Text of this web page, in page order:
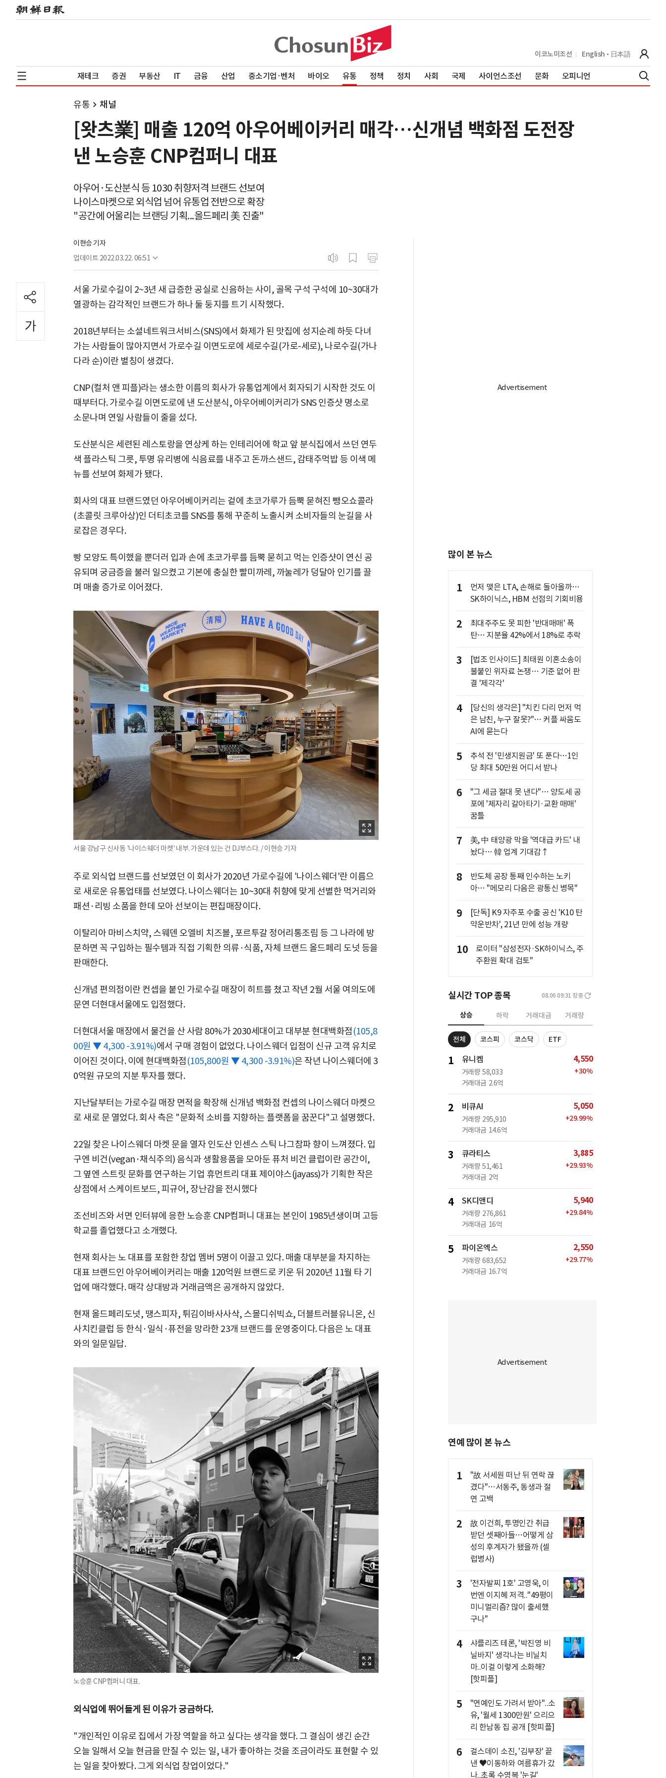
이코노미조선 English 日本語
재테크 증권 부동산 IT 금융 산업 중소기업·벤처 바이오 유통 정책 정치 사회 국제 사이언스조선 문화 오피니언
유통 채널
[왓츠業] 매출 120억 아우어베이커리 매각…신개념 백화점 도전장
낸 노승훈 CNP컴퍼니 대표
아우어·도산분식 등 1030 취향저격 브랜드 선보여
나이스마켓으로 외식업 넘어 유통업 전반으로 확장
"공간에 어울리는 브랜딩 기획...올드페리 美 진출"
이현승 기자
업데이트 2022.03.22. 06:51
서울 가로수길이 2~3년 새 급증한 공실로 신음하는 사이, 골목 구석 구석에 10~30대가
열광하는 감각적인 브랜드가 하나 둘 둥지를 트기 시작했다.
2018년부터는 소셜네트워크서비스(SNS)에서 화제가 된 맛집에 성지순례 하듯 다녀
가는 사람들이 많아지면서 가로수길 이면도로에 세로수길(가로-세로), 나로수길(가나
다라 순)이란 별칭이 생겼다.
CNP(컬처 앤 피플)라는 생소한 이름의 회사가 유통업계에서 회자되기 시작한 것도 이
때부터다. 가로수길 이면도로에 낸 도산분식, 아우어베이커리가 SNS 인증샷 명소로
소문나며 연일 사람들이 줄을 섰다.
도산분식은 세련된 레스토랑을 연상케 하는 인테리어에 학교 앞 분식집에서 쓰던 연두
색 플라스틱 그릇, 투명 유리병에 식음료를 내주고 돈까스샌드, 감태주먹밥 등 이색 메
뉴를 선보여 화제가 됐다.
회사의 대표 브랜드였던 아우어베이커리는 겉에 초코가루가 듬뿍 묻혀진 뺑오쇼콜라
(초콜릿 크루아상)인 더티초코를 SNS를 통해 꾸준히 노출시켜 소비자들의 눈길을 사
로잡은 경우다.
빵 모양도 특이했을 뿐더러 입과 손에 초코가루를 듬뿍 묻히고 먹는 인증샷이 연신 공
유되며 궁금증을 불러 일으켰고 기본에 충실한 빨미까레, 까눌레가 덩달아 인기를 끌
며 매출 증가로 이어졌다.
서울 강남구 신사동 '나이스웨더 마켓' 내부. 가운데 있는 건 DJ부스다. / 이현승 기자
주로 외식업 브랜드를 선보였던 이 회사가 2020년 가로수길에 '나이스웨더'란 이름으
로 새로운 유통업태를 선보였다. 나이스웨더는 10~30대 취향에 맞게 선별한 먹거리와
패션·리빙 소품을 한데 모아 선보이는 편집매장이다.
이탈리아 마비스치약, 스웨덴 오엘비 치즈볼, 포르투갈 정어리통조림 등 그 나라에 방
문하면 꼭 구입하는 필수템과 직접 기획한 의류·식품, 자체 브랜드 올드페리 도넛 등을
판매한다.
신개념 편의점이란 컨셉을 붙인 가로수길 매장이 히트를 쳤고 작년 2월 서울 여의도에
문연 더현대서울에도 입점했다.
더현대서울 매장에서 물건을 산 사람 80%가 2030세대이고 대부분 현대백화점(105,8
00원 ▼ 4,300 -3.91%)에서 구매 경험이 없었다. 나이스웨더 입점이 신규 고객 유치로
이어진 것이다. 이에 현대백화점(105,800원 ▼ 4,300 -3.91%)은 작년 나이스웨더에 3
0억원 규모의 지분 투자를 했다.
지난달부터는 가로수길 매장 면적을 확장해 신개념 백화점 컨셉의 나이스웨더 마켓으
로 새로 문 열었다. 회사 측은 "문화적 소비를 지향하는 플랫폼을 꿈꾼다"고 설명했다.
22일 찾은 나이스웨더 마켓 문을 열자 인도산 인센스 스틱 나그참파 향이 느껴졌다. 입
구엔 비건(vegan·채식주의) 음식과 생활용품을 모아둔 퓨처 비건 클럽이란 공간이,
그 옆엔 스트릿 문화를 연구하는 기업 휴먼트리 대표 제이야스(jayass)가 기획한 작은
상점에서 스케이트보드, 피규어, 장난감을 전시했다
조선비즈와 서면 인터뷰에 응한 노승훈 CNP컴퍼니 대표는 본인이 1985년생이며 고등
학교를 졸업했다고 소개했다.
현재 회사는 노 대표를 포함한 창업 멤버 5명이 이끌고 있다. 매출 대부분을 차지하는
대표 브랜드인 아우어베이커리는 매출 120억원 브랜드로 키운 뒤 2020년 11월 타 기
업에 매각했다. 매각 상대방과 거래금액은 공개하지 않았다.
현재 올드페리도넛, 땡스피자, 튀김이바사사삭, 스몰디쉬빅쇼, 더블트러블유니온, 신
사치킨클럽 등 한식·일식·퓨전을 망라한 23개 브랜드를 운영중이다. 다음은 노 대표
와의 일문일답.
노승훈 CNP컴퍼니 대표.
외식업에 뛰어들게 된 이유가 궁금하다.
"개인적인 이유로 집에서 가장 역할을 하고 싶다는 생각을 했다. 그 결심이 생긴 순간
오늘 일해서 오늘 현금을 만질 수 있는 일, 내가 좋아하는 것을 조금이라도 표현할 수 있
는 일을 찾아봤다. 그게 외식업 창업이었다."
많이 본 뉴스
1
먼저 맺은 LTA, 손해로 돌아올까…
SK하이닉스, HBM 선점의 기회비용
2
최대주주도 못 피한 '반대매매' 폭
탄… 지분율 42%에서 18%로 추락
3
[법조 인사이드] 최태원 이혼소송이
불붙인 위자료 논쟁… 기준 없어 판
결 '제각각'
4
[당신의 생각은] "치킨 다리 먼저 먹
은 남친, 누구 잘못?"… 커플 싸움도
AI에 묻는다
5
추석 전 '민생지원금' 또 푼다…1인
당 최대 50만원 어디서 받나
6
"그 세금 절대 못 낸다"… 양도세 공
포에 '제자리 갈아타기·교환 매매'
꿈틀
7
美, 中 태양광 막을 '역대급 카드' 내
놨다… 韓 업계 기대감↑
8
반도체 공장 통째 인수하는 노키
아… "메모리 다음은 광통신 병목"
9
[단독] K9 자주포 수출 공신 'K10 탄
약운반차', 21년 만에 성능 개량
10
로이터 "삼성전자·SK하이닉스, 주
주환원 확대 검토"
실시간 TOP 종목 08.06 09:31 장중
상승 하락 거래대금 거래량
전체 코스피 코스닥 ETF
1 유니켐
거래량 58,033
거래대금 2.6억
4,550
+30%
2 비큐AI
거래량 295,910
거래대금 14.6억
5,050
+29.99%
3 큐라티스
거래량 51,461
거래대금 2억
3,885
+29.93%
4 SK디앤디
거래량 276,861
거래대금 16억
5,940
+29.84%
5 파이온엑스
거래량 683,652
거래대금 16.7억
2,550
+29.77%
연예 많이 본 뉴스
1
"故 서세원 떠난 뒤 연락 끊
겼다"…서동주, 동생과 절
연 고백
2
故 이건희, 투명인간 취급
받던 셋째아들…어떻게 삼
성의 후계자가 됐을까 (셀
럽병사)
3
'전자발찌 1호' 고영욱, 이
번엔 이지혜 저격.."49평이
미니멀리즘? 많이 출세했
구나"
4
샤를리즈 테론, '박진영 비
닐바지' 생각나는 비닐치
마..이걸 이렇게 소화해?
[핫피플]
5
"연예인도 가려서 받아"..소
유, '월세 1300만원' 으리으
리 한남동 집 공개 [핫피플]
6
걸스데이 소진, '김부장' 끝
낸 ♥이동하와 여름휴가 갔
나..초록 수영복 '눈길'